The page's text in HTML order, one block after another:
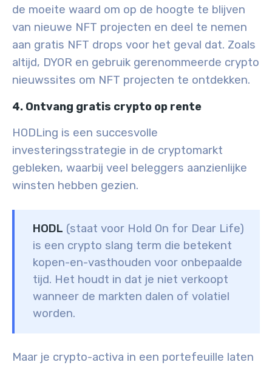
de moeite waard om op de hoogte te blijven
van nieuwe NFT projecten en deel te nemen
aan gratis NFT drops voor het geval dat. Zoals
altijd, DYOR en gebruik gerenommeerde crypto
nieuwssites om NFT projecten te ontdekken.
4. Ontvang gratis crypto op rente
HODLing is een succesvolle
investeringsstrategie in de cryptomarkt
gebleken, waarbij veel beleggers aanzienlijke
winsten hebben gezien.
HODL (staat voor Hold On for Dear Life)
is een crypto slang term die betekent
kopen-en-vasthouden voor onbepaalde
tijd. Het houdt in dat je niet verkoopt
wanneer de markten dalen of volatiel
worden.
Maar je crypto-activa in een portefeuille laten